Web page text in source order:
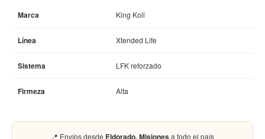
Marca King Koil
Línea Xtended Life
Sistema LFK reforzado
Firmeza Alta
📍 Envíos desde Eldorado, Misionesa todo el país